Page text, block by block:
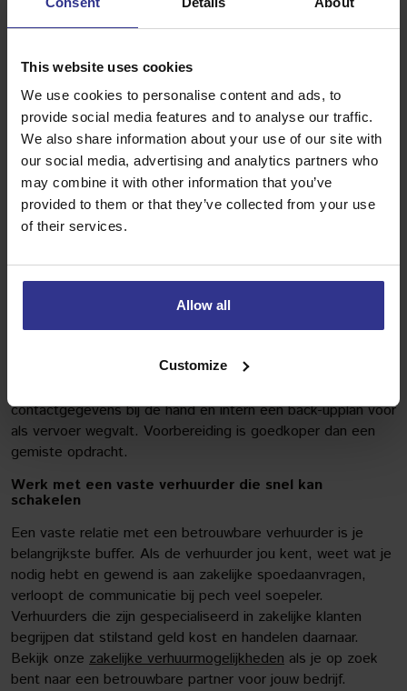
This website uses cookies
We use cookies to personalise content and ads, to
provide social media features and to analyse our traffic.
We also share information about your use of our site with
our social media, advertising and analytics partners who
may combine it with other information that you’ve
provided to them or that they’ve collected from your use
of their services.
Allow all
Customize
Maak bij de melding ook concrete afspraken over:
Wat er met het defecte voertuig gebeurt en wie het
Of er een vervangend voertuig geleverd wordt en
wanneer
Of de huurkosten voor de uitvalperiode worden
verrekend
Hoe de verdere communicatie verloopt
Leg afspraken bij voorkeur schriftelijk vast, ook al is het
voorkomt discussies achteraf.
Hoe voorkom je dat voertuigpech een opdracht
opdracht in gevaar brengt door vooraf een noodplan te
contactgegevens bij de hand en intern een back-upplan voor
als vervoer wegvalt. Voorbereiding is goedkoper dan een
gemiste opdracht.
Werk met een vaste verhuurder die snel kan
schakelen
Een vaste relatie met een betrouwbare verhuurder is je
belangrijkste buffer. Als de verhuurder jou kent, weet wat je
nodig hebt en gewend is aan zakelijke spoedaanvragen,
verloopt de communicatie bij pech veel soepeler.
Verhuurders die zijn gespecialiseerd in zakelijke klanten
begrijpen dat stilstand geld kost en handelen daarnaar.
Bekijk onze zakelijke verhuurmogelijkheden als je op zoek
bent naar een betrouwbare partner voor jouw bedrijf.